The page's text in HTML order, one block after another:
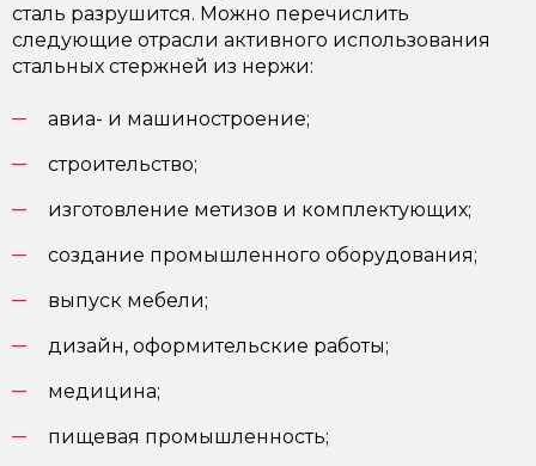
сталь разрушится. Можно перечислить
следующие отрасли активного использования
стальных стержней из нержи:
авиа- и машиностроение;
строительство;
изготовление метизов и комплектующих;
создание промышленного оборудования;
выпуск мебели;
дизайн, оформительские работы;
медицина;
пищевая промышленность;